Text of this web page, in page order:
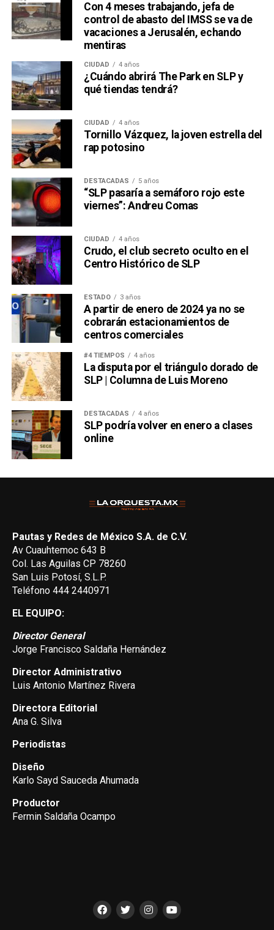
Con 4 meses trabajando, jefa de
control de abasto del IMSS se va de
vacaciones a Jerusalén, echando
mentiras
CIUDAD 4 años
¿Cuándo abrirá The Park en SLP y
qué tiendas tendrá?
CIUDAD 4 años
Tornillo Vázquez, la joven estrella del
rap potosino
DESTACADAS 5 años
“SLP pasaría a semáforo rojo este
viernes”: Andreu Comas
CIUDAD 4 años
Crudo, el club secreto oculto en el
Centro Histórico de SLP
ESTADO 3 años
A partir de enero de 2024 ya no se
cobrarán estacionamientos de
centros comerciales
#4 TIEMPOS 4 años
La disputa por el triángulo dorado de
SLP | Columna de Luis Moreno
DESTACADAS 4 años
SLP podría volver en enero a clases
online
Pautas y Redes de México S.A. de C.V.
Av Cuauhtemoc 643 B
Col. Las Aguilas CP 78260
San Luis Potosí, S.L.P.
Teléfono 444 2440971
EL EQUIPO:
Director General
Jorge Francisco Saldaña Hernández
Director Administrativo
Luis Antonio Martínez Rivera
Directora Editorial
Ana G. Silva
Periodistas
Diseño
Karlo Sayd Sauceda Ahumada
Productor
Fermin Saldaña Ocampo